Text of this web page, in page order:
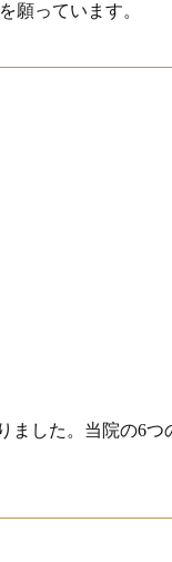
願っています。
ました。当院の6